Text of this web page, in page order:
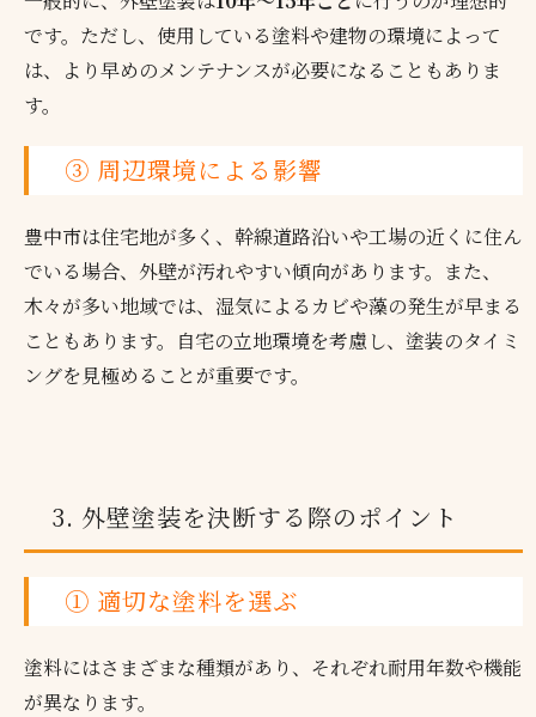
です。ただし、使用している塗料や建物の環境によって
は、より早めのメンテナンスが必要になることもありま
す。
③ 周辺環境による影響
豊中市は住宅地が多く、幹線道路沿いや工場の近くに住ん
でいる場合、外壁が汚れやすい傾向があります。また、
木々が多い地域では、湿気によるカビや藻の発生が早まる
こともあります。自宅の立地環境を考慮し、塗装のタイミ
ングを見極めることが重要です。
3. 外壁塗装を決断する際のポイント
① 適切な塗料を選ぶ
塗料にはさまざまな種類があり、それぞれ耐用年数や機能
が異なります。